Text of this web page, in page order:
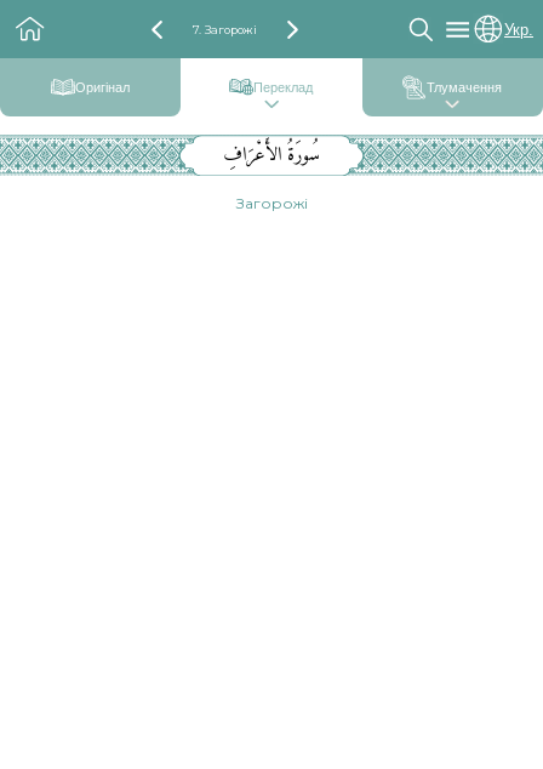
7. Загорожі Укр.
Оригінал Переклад Тлумачення
سُورَةُ الأَعْرَافِ
Загорожі